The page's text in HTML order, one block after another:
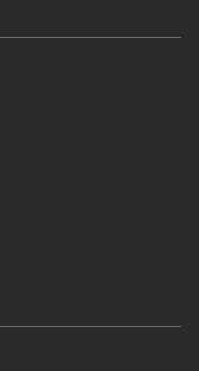
がございます。あら